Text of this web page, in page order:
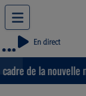
En direct
de la nouvelle